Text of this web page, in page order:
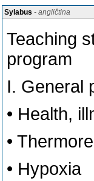
Sylabus - angličtina
Teaching
program
I. General
• Health,
•
• Hypoxia